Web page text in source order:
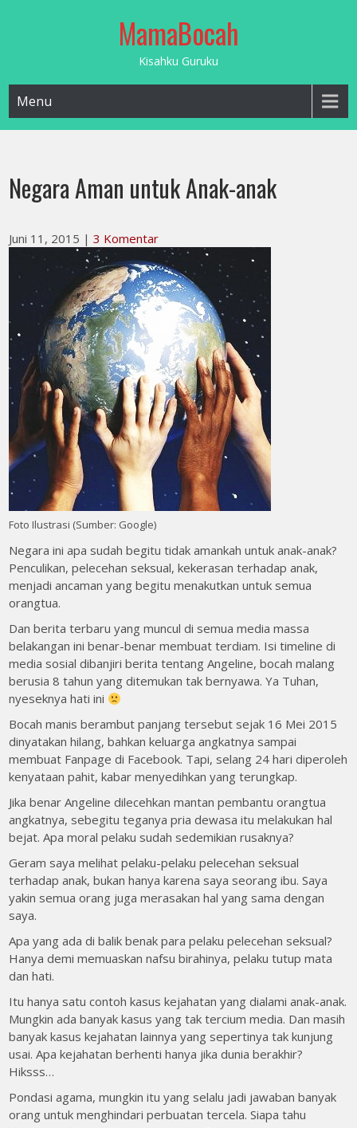
MamaBocah
Kisahku Guruku
Menu
Negara Aman untuk Anak-anak
Juni 11, 2015 |3 Komentar
Foto Ilustrasi (Sumber: Google)
Negara ini apa sudah begitu tidak amankah untuk anak-anak?
Penculikan, pelecehan seksual, kekerasan terhadap anak,
menjadi ancaman yang begitu menakutkan untuk semua
orangtua.
Dan berita terbaru yang muncul di semua media massa
belakangan ini benar-benar membuat terdiam. Isi timeline di
media sosial dibanjiri berita tentang Angeline, bocah malang
berusia 8 tahun yang ditemukan tak bernyawa. Ya Tuhan,
nyeseknya hati ini
Bocah manis berambut panjang tersebut sejak 16 Mei 2015
dinyatakan hilang, bahkan keluarga angkatnya sampai
membuat Fanpage di Facebook. Tapi, selang 24 hari diperoleh
kenyataan pahit, kabar menyedihkan yang terungkap.
Jika benar Angeline dilecehkan mantan pembantu orangtua
angkatnya, sebegitu teganya pria dewasa itu melakukan hal
bejat. Apa moral pelaku sudah sedemikian rusaknya?
Geram saya melihat pelaku-pelaku pelecehan seksual
terhadap anak, bukan hanya karena saya seorang ibu. Saya
yakin semua orang juga merasakan hal yang sama dengan
saya.
Apa yang ada di balik benak para pelaku pelecehan seksual?
Hanya demi memuaskan nafsu birahinya, pelaku tutup mata
dan hati.
Itu hanya satu contoh kasus kejahatan yang dialami anak-anak.
Mungkin ada banyak kasus yang tak tercium media. Dan masih
banyak kasus kejahatan lainnya yang sepertinya tak kunjung
usai. Apa kejahatan berhenti hanya jika dunia berakhir?
Hiksss…
Pondasi agama, mungkin itu yang selalu jadi jawaban banyak
orang untuk menghindari perbuatan tercela. Siapa tahu